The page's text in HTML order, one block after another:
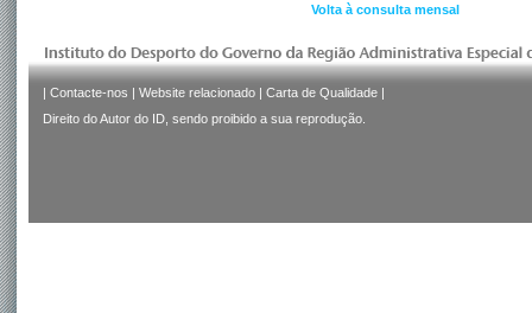
Volta à consulta mensal
| Contacte-nos | Website relacionado | Carta de Qualidade |
Direito do Autor do ID, sendo proibido a sua reprodução.